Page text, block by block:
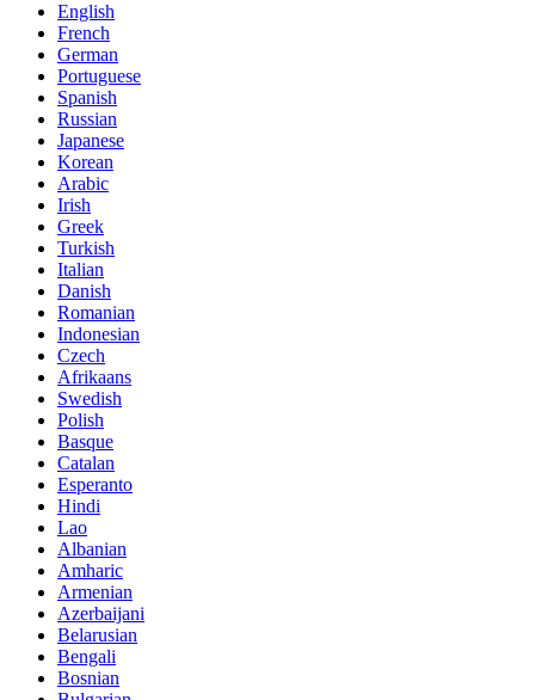
English
French
German
Portuguese
Spanish
Russian
Japanese
Korean
Arabic
Irish
Greek
Turkish
Italian
Danish
Romanian
Indonesian
Czech
Afrikaans
Swedish
Polish
Basque
Catalan
Esperanto
Hindi
Lao
Albanian
Amharic
Armenian
Azerbaijani
Belarusian
Bengali
Bosnian